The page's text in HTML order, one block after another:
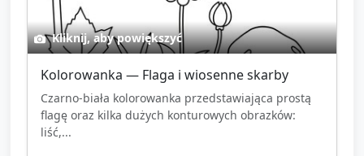
Kliknij, aby powiększyć
Kolorowanka — Flaga i wiosenne skarby
Czarno-biała kolorowanka przedstawiająca prostą
flagę oraz kilka dużych konturowych obrazków:
liść,...